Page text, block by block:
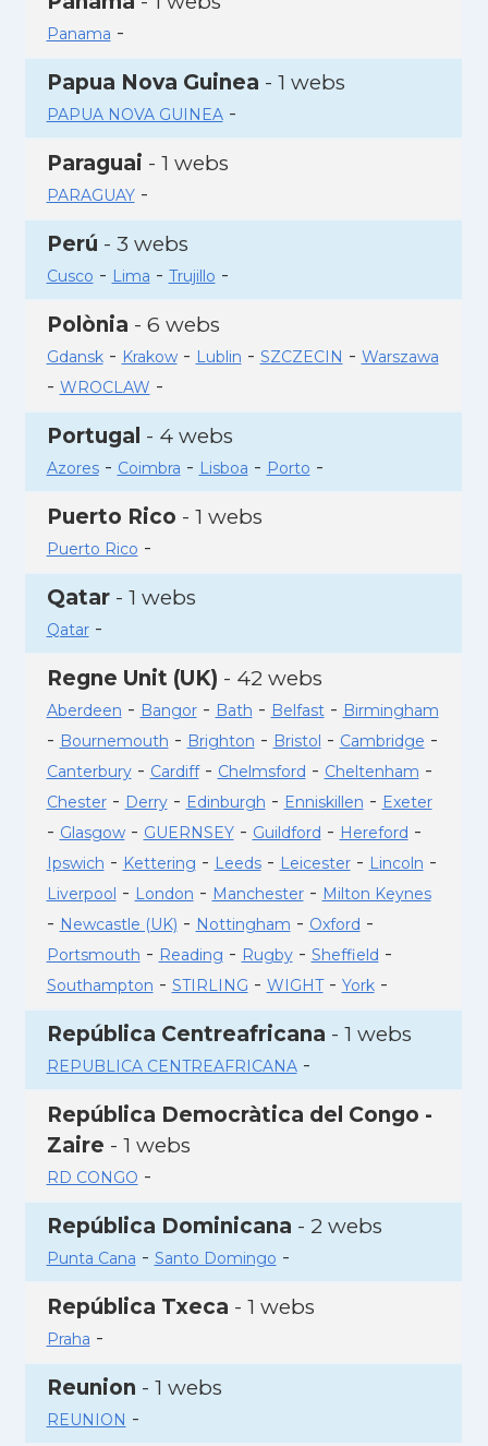
Panama -
Papua Nova Guinea - 1 webs
PAPUA NOVA GUINEA-
Paraguai - 1 webs
PARAGUAY-
Perú - 3 webs
Cusco - Lima - Trujillo -
Polònia - 6 webs
Gdansk- Krakow- Lublin - SZCZECIN - Warszawa
- WROCLAW -
Portugal - 4 webs
Azores- Coimbra - Lisboa - Porto -
Puerto Rico - 1 webs
Puerto Rico -
Qatar- 1 webs
Qatar-
Regne Unit (UK) - 42 webs
Aberdeen - Bangor- Bath - Belfast- Birmingham
- Bournemouth - Brighton - Bristol - Cambridge -
Canterbury- Cardiff- Chelmsford - Cheltenham -
Chester- Derry- Edinburgh - Enniskillen - Exeter
- Glasgow- GUERNSEY- Guildford - Hereford -
Ipswich - Kettering - Leeds- Leicester- Lincoln -
Liverpool - London - Manchester- Milton Keynes
- Newcastle (UK) - Nottingham - Oxford -
Portsmouth - Reading - Rugby- Sheffield -
Southampton - STIRLING - WIGHT- York-
República Centreafricana - 1 webs
REPUBLICA CENTREAFRICANA-
República Democràtica del Congo -
Zaire - 1 webs
RD CONGO -
República Dominicana - 2 webs
Punta Cana - Santo Domingo -
República Txeca - 1 webs
Praha -
Reunion - 1 webs
REUNION -